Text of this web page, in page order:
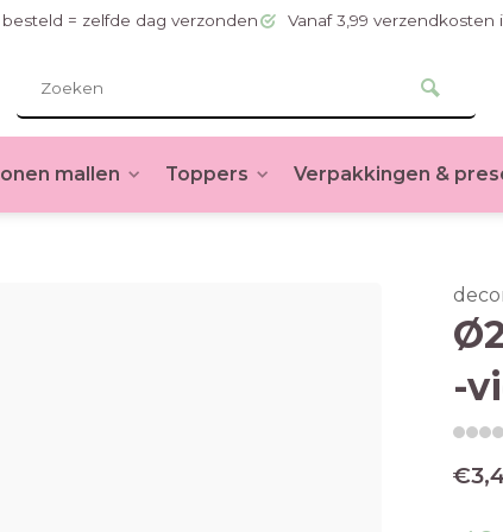
besteld = zelfde dag verzonden Vanaf 3,99 verzendkosten
mallen Toppers Verpakkingen &
-